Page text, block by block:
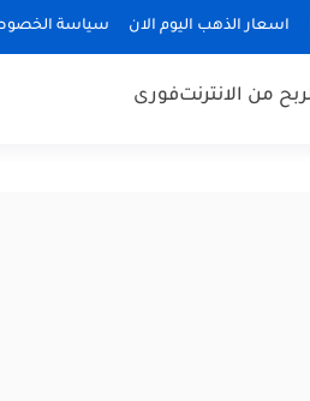
اسعار الذهب اليوم الان سياسة
من الانترنتفورى